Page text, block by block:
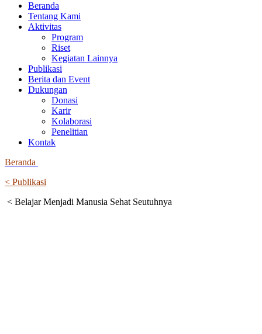
Beranda
Tentang Kami
Aktivitas
Program
Riset
Kegiatan Lainnya
Publikasi
Berita dan Event
Dukungan
Donasi
Karir
Kolaborasi
Penelitian
Kontak
Beranda
< Publikasi
< Belajar Menjadi Manusia Sehat Seutuhnya